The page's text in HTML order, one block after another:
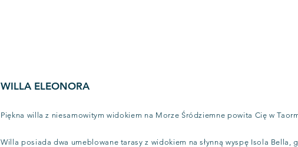
WILLA ELEONORA
Piękna willa z niesamowitym widokiem na Morze Śródziemne powita Cię w
Willa posiada dwa umeblowane tarasy z widokiem na słynną wyspę Isola Bella,